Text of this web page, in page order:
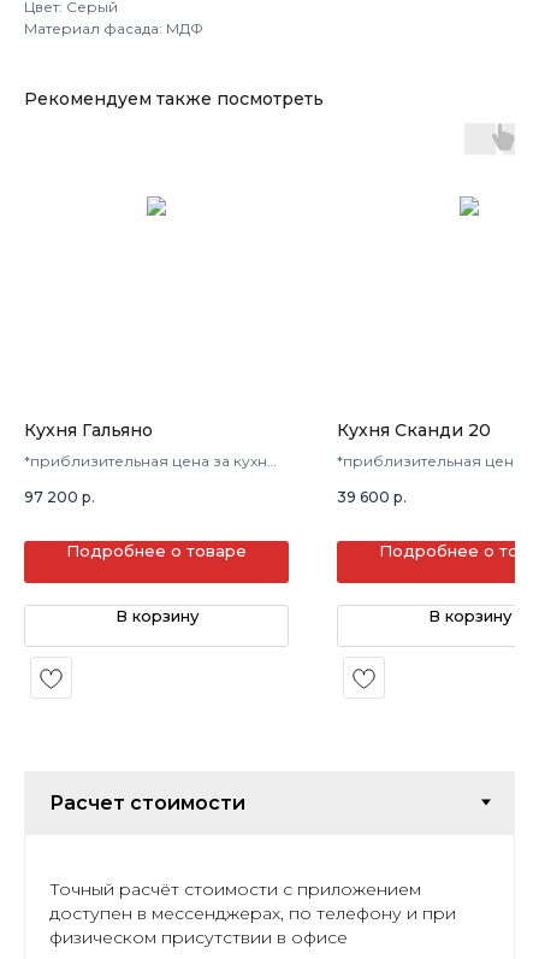
Цвет: Серый
Материал фасада: МДФ
Рекомендуем также посмотреть
Кухня Гальяно
*приблизительная цена за кухню
97 200 р.
Подробнее о товаре
В корзину
Кухня Сканди 20
*приблизительная цена
39 600 р.
Подробнее о
В корзину
Точный расчёт стоимости с приложением
доступен в мессенджерах, по телефону и при
физическом присутствии в офисе